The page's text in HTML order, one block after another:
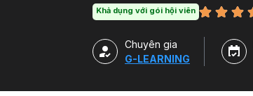
Khả dụng với gói hội viên
Chuyên gia
G-LEARNING